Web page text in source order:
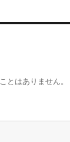
とはありません。